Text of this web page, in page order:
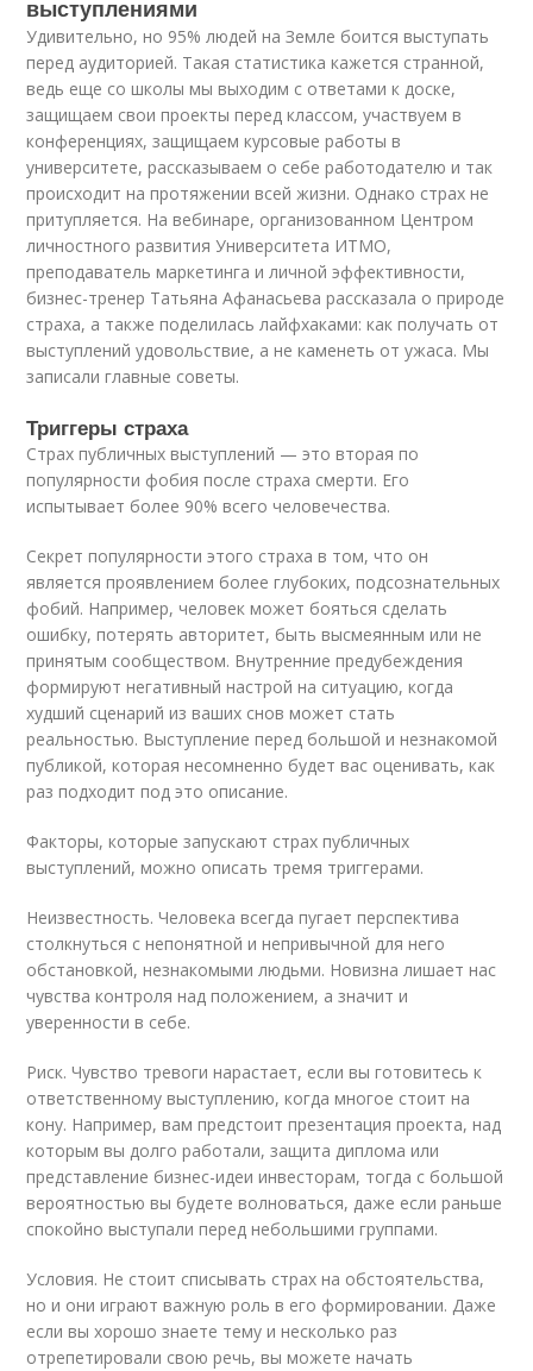
выступлениями
Удивительно, но 95% людей на Земле боится выступать
перед аудиторией. Такая статистика кажется странной,
ведь еще со школы мы выходим с ответами к доске,
защищаем свои проекты перед классом, участвуем в
конференциях, защищаем курсовые работы в
университете, рассказываем о себе работодателю и так
происходит на протяжении всей жизни. Однако страх не
притупляется. На вебинаре, организованном Центром
личностного развития Университета ИТМО,
преподаватель маркетинга и личной эффективности,
бизнес-тренер Татьяна Афанасьева рассказала о природе
страха, а также поделилась лайфхаками: как получать от
выступлений удовольствие, а не каменеть от ужаса. Мы
записали главные советы.
Триггеры страха
Страх публичных выступлений — это вторая по
популярности фобия после страха смерти. Его
испытывает более 90% всего человечества.
Секрет популярности этого страха в том, что он
является проявлением более глубоких, подсознательных
фобий. Например, человек может бояться сделать
ошибку, потерять авторитет, быть высмеянным или не
принятым сообществом. Внутренние предубеждения
формируют негативный настрой на ситуацию, когда
худший сценарий из ваших снов может стать
реальностью. Выступление перед большой и незнакомой
публикой, которая несомненно будет вас оценивать, как
раз подходит под это описание.
Факторы, которые запускают страх публичных
выступлений, можно описать тремя триггерами.
Неизвестность. Человека всегда пугает перспектива
столкнуться с непонятной и непривычной для него
обстановкой, незнакомыми людьми. Новизна лишает нас
чувства контроля над положением, а значит и
уверенности в себе.
Риск. Чувство тревоги нарастает, если вы готовитесь к
ответственному выступлению, когда многое стоит на
кону. Например, вам предстоит презентация проекта, над
которым вы долго работали, защита диплома или
представление бизнес-идеи инвесторам, тогда с большой
вероятностью вы будете волноваться, даже если раньше
спокойно выступали перед небольшими группами.
Условия. Не стоит списывать страх на обстоятельства,
но и они играют важную роль в его формировании. Даже
если вы хорошо знаете тему и несколько раз
отрепетировали свою речь, вы можете начать